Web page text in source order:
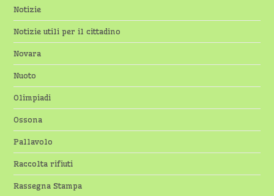
Notizie
Notizie utili per il cittadino
Novara
Nuoto
Olimpiadi
Ossona
Pallavolo
Raccolta rifiuti
Rassegna Stampa